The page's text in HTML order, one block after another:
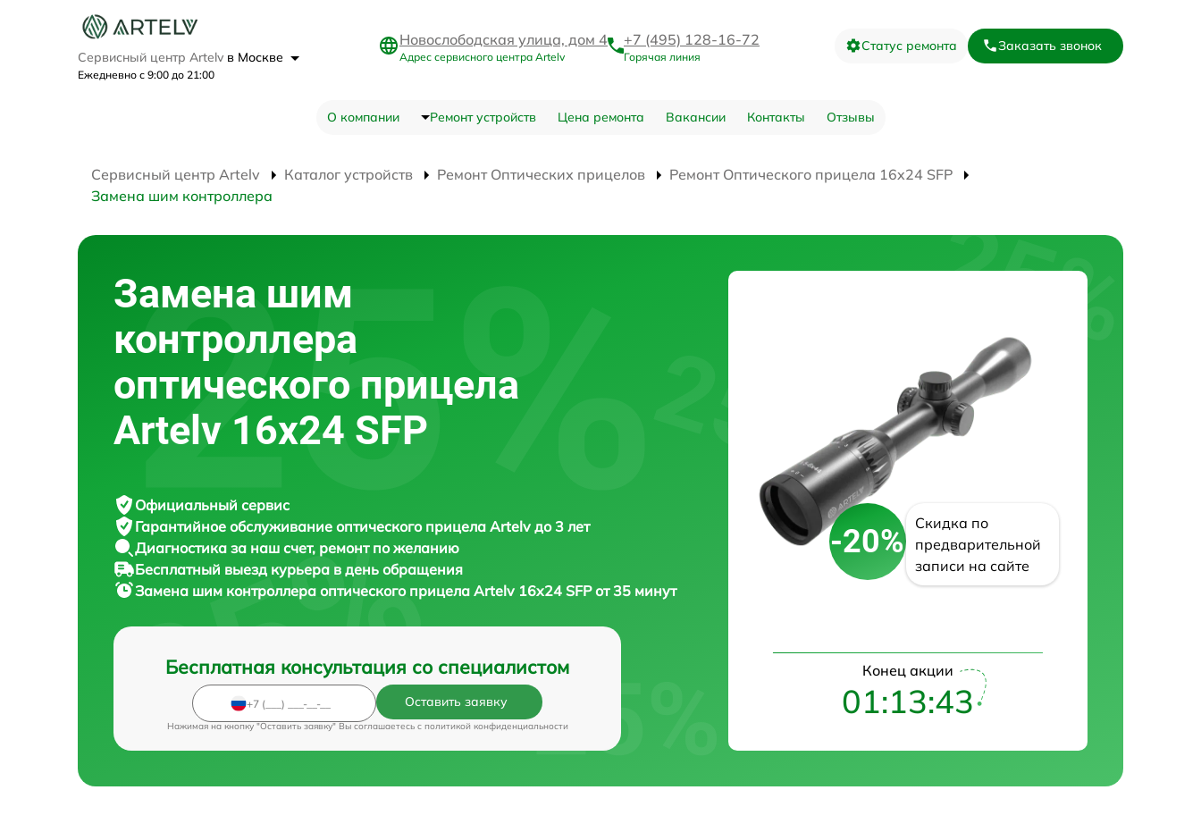
Сервисный центр Artelv в Москве
Ежедневно с 9:00 до 21:00
Новослободская улица, дом 4
Адрес сервисного центра Artelv
+7 (495) 128-16-72
Горячая линия
Статус ремонта Заказать звонок
О компании Ремонт устройств Цена ремонта Вакансии Контакты Отзывы
Сервисный центр Artelv Каталог устройств Ремонт Оптических прицелов
Ремонт Оптического прицела 16x24 SFP
Замена шим контроллера
Замена шим
контроллера
оптического прицела
Artelv 16x24 SFP
Официальный сервис
Гарантийное обслуживание оптического прицела Artelv до 3 лет
Диагностика за наш счет, ремонт по желанию
Бесплатный выезд курьера в день обращения
Замена шим контроллера оптического прицела Artelv 16x24 SFP от 35 минут
Бесплатная консультация со специалистом
Оставить заявку
Нажимая на кнопку "Оставить заявку" Вы соглашаетесь c политикой конфиденциальности
-20%
Скидка по
предварительной
записи на сайте
Конец акции
01:13:42